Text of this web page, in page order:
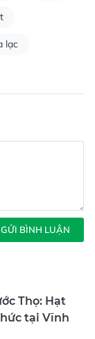
lạc
GỬI BÌNH LUẬN
Thọ: Hạt
tại Vĩnh